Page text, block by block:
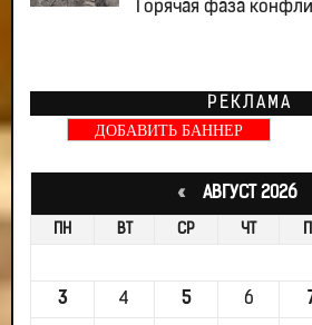
Горячая фаза
РЕКЛАМА
ДОБАВИТЬ БАННЕР
«АВГУСТ 2026
ПН ВТ СР ЧТ
3 4 5 6